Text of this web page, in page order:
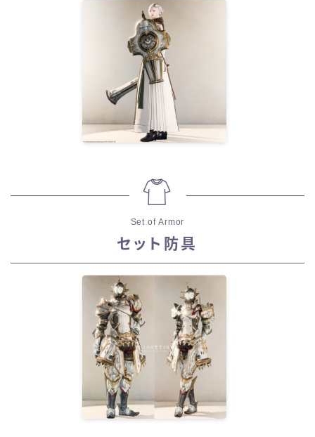
Set of Armor
セット防具